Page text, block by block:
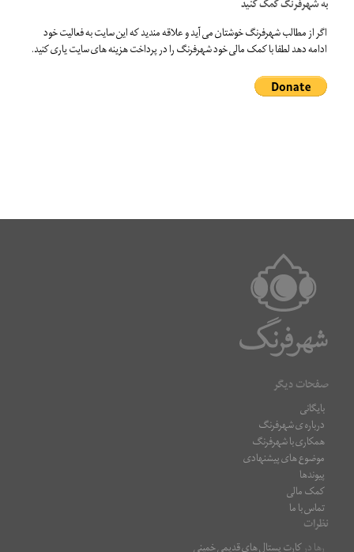
به شهرفرنگ کمک کنید
اگر از مطالب شهرفرنگ خوشتان می آید و علاقه مندید که این سایت به فعالیت خود
ادامه دهد لطفا با کمک مالی خود شهرفرنگ را در پرداخت هزینه های سایت یاری کنید.
صفحات دیگر
بایگانی
درباره ی شهرفرنگ
همکاری با شهرفرنگ
موضوع های پیشنهادی
پیوندها
کمک مالی
تماس با ما
نظرات